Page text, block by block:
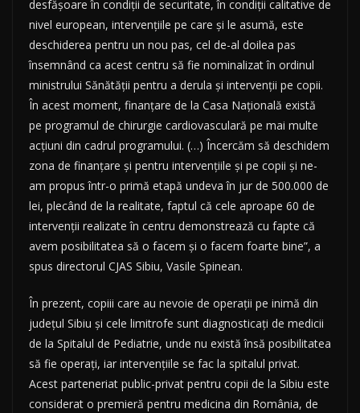
desfăşoare în condiţii de securitate, în condiţii calitative de
nivel european, intervenţiile pe care şi le asumă, este
deschiderea pentru un nou pas, cel de-al doilea pas
însemnând ca acest centru să fie nominalizat în ordinul
ministrului Sănătăţii pentru a derula şi intervenţii pe copii.
În acest moment, finanţare de la Casa Naţională există
pe programul de chirurgie cardiovasculară pe mai multe
acţiuni din cadrul programului. (…) Încercăm să deschidem
zona de finanţare şi pentru intervenţiile şi pe copii şi ne-
am propus într-o primă etapă undeva în jur de 500.000 de
lei, plecând de la realitate, faptul că cele aproape 60 de
intervenţii realizate în centru demonstrează cu fapte că
avem posibilitatea să o facem şi o facem foarte bine”, a
spus directorul CJAS Sibiu, Vasile Spinean.
În prezent, copiii care au nevoie de operaţii pe inimă din
judeţul Sibiu şi cele limitrofe sunt diagnosticaţi de medicii
de la Spitalul de Pediatrie, unde nu există însă posibilitatea
să fie operaţi, iar intervenţiile se fac la spitalul privat.
Acest parteneriat public-privat pentru copii de la Sibiu este
considerat o premieră pentru medicina din România, de